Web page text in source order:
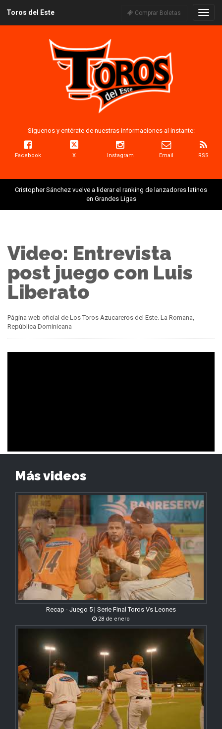
Toros del Este Comprar Boletas
Síguenos y entérate de nuestras informaciones al instante:
Facebook X Instagram Email RSS
Cristopher Sánchez vuelve a liderar el ranking de lanzadores latinos
en Grandes Ligas
Video: Entrevista
post juego con Luis
Liberato
Página web oficial de Los Toros Azucareros del Este. La Romana,
República Dominicana
Más videos
Recap - Juego 5 | Serie Final Toros Vs Leones
28 de enero